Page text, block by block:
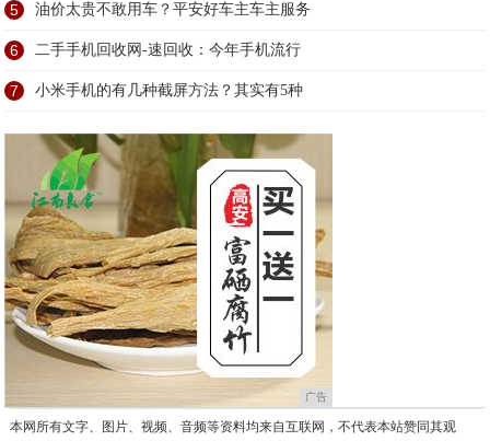
5 油价太贵不敢用车？平安好车主车主服务
6 二手手机回收网-速回收：今年手机流行
7 小米手机的有几种截屏方法？其实有5种
广告
本网所有文字、图片、视频、音频等资料均来自互联网，不代表本站赞同其观